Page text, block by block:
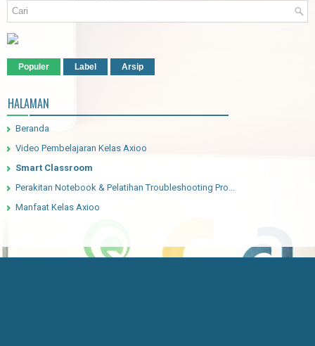
Populer Label Arsip
HALAMAN
Beranda
Video Pembelajaran Kelas Axioo
Smart Classroom
Perakitan Notebook & Pelatihan Troubleshooting Pro...
Manfaat Kelas Axioo